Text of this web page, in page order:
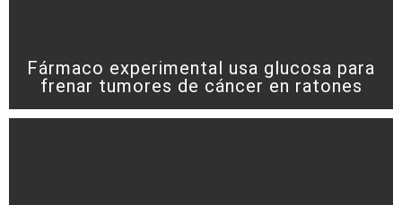
Fármaco experimental usa glucosa para
frenar tumores de cáncer en ratones